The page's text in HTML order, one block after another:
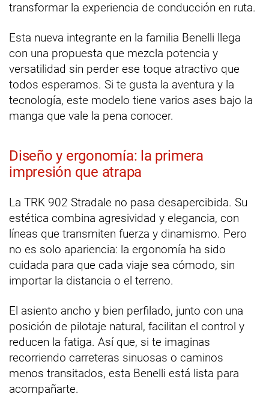
transformar la experiencia de conducción en ruta.
Esta nueva integrante en la familia Benelli llega
con una propuesta que mezcla potencia y
versatilidad sin perder ese toque atractivo que
todos esperamos. Si te gusta la aventura y la
tecnología, este modelo tiene varios ases bajo la
manga que vale la pena conocer.
Diseño y ergonomía: la primera
impresión que atrapa
La TRK 902 Stradale no pasa desapercibida. Su
estética combina agresividad y elegancia, con
líneas que transmiten fuerza y dinamismo. Pero
no es solo apariencia: la ergonomía ha sido
cuidada para que cada viaje sea cómodo, sin
importar la distancia o el terreno.
El asiento ancho y bien perfilado, junto con una
posición de pilotaje natural, facilitan el control y
reducen la fatiga. Así que, si te imaginas
recorriendo carreteras sinuosas o caminos
menos transitados, esta Benelli está lista para
acompañarte.